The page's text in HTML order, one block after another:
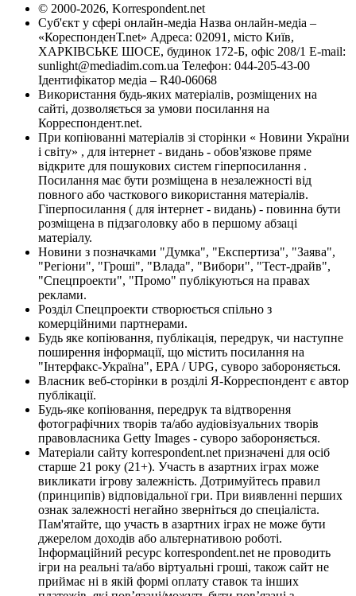
© 2000-2026, Korrespondent.net
Суб'єкт у сфері онлайн-медіа Назва онлайн-медіа –
«КореспонденТ.net» Адреса: 02091, місто Київ,
ХАРКІВСЬКЕ ШОСЕ, будинок 172-Б, офіс 208/1 E-mail:
sunlight@mediadim.com.ua Телефон: 044-205-43-00
Ідентифікатор медіа – R40-06068
Використання будь-яких матеріалів, розміщених на
сайті, дозволяється за умови посилання на
Корреспондент.net.
При копіюванні матеріалів зі сторінки « Новини України
і світу» , для інтернет - видань - обов'язкове пряме
відкрите для пошукових систем гіперпосилання .
Посилання має бути розміщена в незалежності від
повного або часткового використання матеріалів.
Гіперпосилання ( для інтернет - видань) - повинна бути
розміщена в підзаголовку або в першому абзаці
матеріалу.
Новини з позначками "Думка", "Експертиза", "Заява",
"Регіони", "Гроші", "Влада", "Вибори", "Тест-драйв",
"Спецпроекти", "Промо" публікуються на правах
реклами.
Розділ Спецпроекти створюється спільно з
комерційними партнерами.
Будь яке копіювання, публікація, передрук, чи наступне
поширення інформації, що містить посилання на
"Інтерфакс-Україна", EPA / UPG, суворо забороняється.
Власник веб-сторінки в розділі Я-Корреспондент є автор
публікації.
Будь-яке копіювання, передрук та відтворення
фотографічних творів та/або аудіовізуальних творів
правовласника Getty Images - суворо забороняється.
Матеріали сайту korrespondent.net призначені для осіб
старше 21 року (21+). Участь в азартних іграх може
викликати ігрову залежність. Дотримуйтесь правил
(принципів) відповідальної гри. При виявленні перших
ознак залежності негайно зверніться до спеціаліста.
Пам'ятайте, що участь в азартних іграх не може бути
джерелом доходів або альтернативою роботі.
Інформаційний ресурс korrespondent.net не проводить
ігри на реальні та/або віртуальні гроші, також сайт не
приймає ні в якій формі оплату ставок та інших